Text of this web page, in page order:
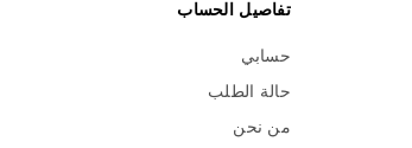
تفاصيل الحساب
حسابي
حالة الطلب
من نحن